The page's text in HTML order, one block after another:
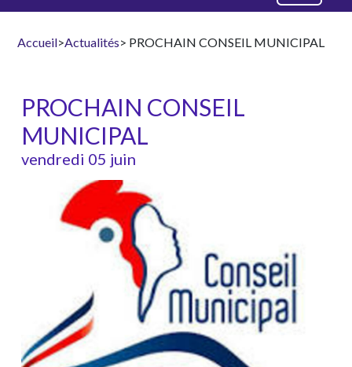
Accueil>Actualités> PROCHAIN CONSEIL MUNICIPAL
PROCHAIN CONSEIL
MUNICIPAL
vendredi 05 juin